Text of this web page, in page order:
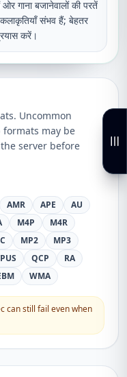
गाना बजानेवालों की परतें
संभव हैं; बेहतर
करें।
Uncommon
may be
server before
AMR APE
AU
M4P
M4R
MP2
MP3
QCP
RA
WMA
can still fail even when